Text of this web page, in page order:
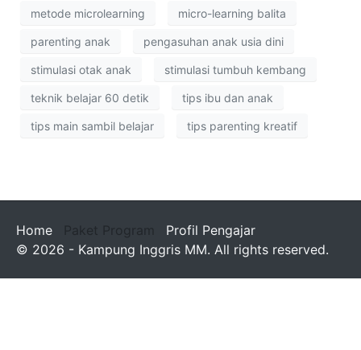
metode microlearning micro-learning balita
parenting anak pengasuhan anak usia dini
stimulasi otak anak stimulasi tumbuh kembang
teknik belajar 60 detik tips ibu dan anak
tips main sambil belajar tips parenting kreatif
Home Paket Program
Profil Pengajar
© 2026 - Kampung Inggris MM. All rights reserved.